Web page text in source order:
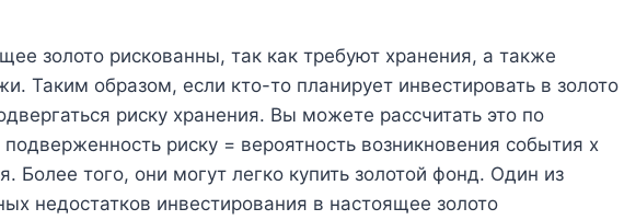
золото рискованны, так как требуют хранения, а также
Таким образом, если кто-то планирует инвестировать в золото
риску хранения. Вы можете рассчитать это по
риску = вероятность возникновения события x
Более того, они могут легко купить золотой фонд. Один из
недостатков инвестирования в настоящее золото